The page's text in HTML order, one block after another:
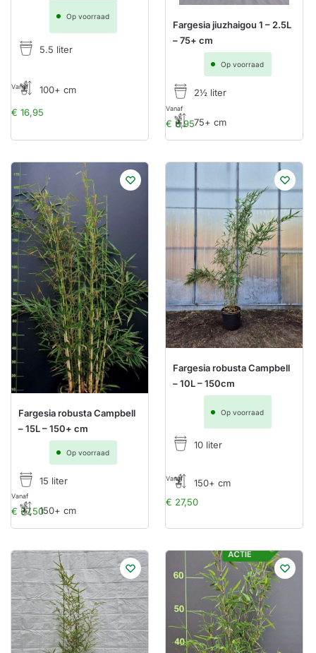
Op voorraad
€ 16,95
Vanaf
5.5 liter
100+ cm
Fargesia jiuzhaigou 1 – 2.5L
– 75+ cm
Op voorraad
€ 8,95
Vanaf
2½ liter
75+ cm
Fargesia robusta Campbell
– 15L – 150+ cm
Op voorraad
€ 37,50
Vanaf
15 liter
150+ cm
Fargesia robusta Campbell
– 10L – 150cm
Op voorraad
€ 27,50
Vanaf
10 liter
150+ cm